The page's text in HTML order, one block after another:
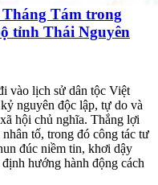
Tám trong
tỉnh Thái Nguyên
vào lịch sử dân tộc Việt
nguyên độc lập, tự do và
hội chủ nghĩa. Thắng lợi
tố, trong đó công tác tư
đúc niềm tin, khơi dậy
hướng hành động cách